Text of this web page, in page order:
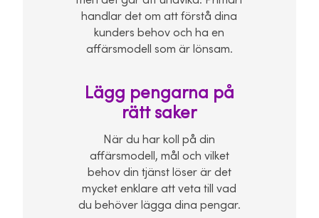
handlar det om att förstå dina
kunders behov och ha en
affärsmodell som är lönsam.
Lägg pengarna på
rätt saker
När du har koll på din
affärsmodell, mål och vilket
behov din tjänst löser är det
mycket enklare att veta till vad
du behöver lägga dina pengar.